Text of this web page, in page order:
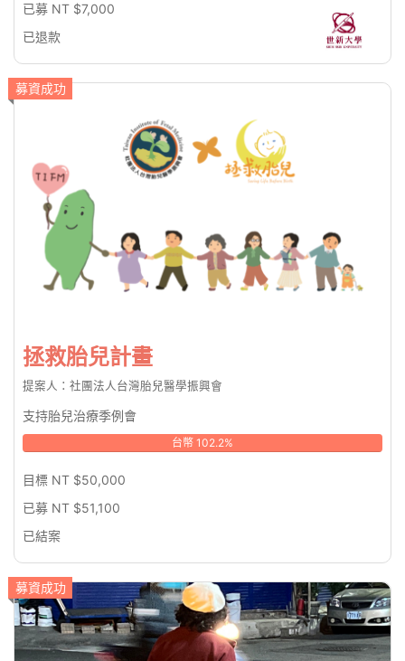
已募 NT $7,000
已退款
募資成功
拯救胎兒計畫
提案人：社團法人台灣胎兒醫學振興會
支持胎兒治療季例會
台幣 102.2%
目標 NT $50,000
已募 NT $51,100
已結案
募資成功